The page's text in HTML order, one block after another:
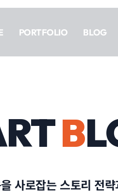
PORTFOLIO BLOG
B
사로잡는 스토리 전